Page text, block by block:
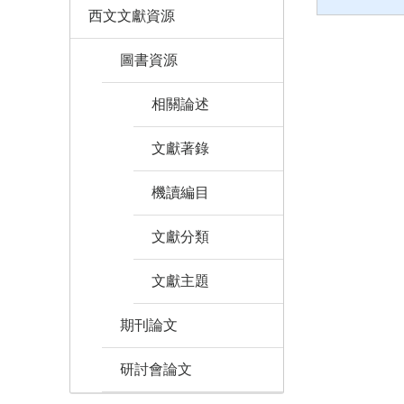
西文文獻資源
圖書資源
相關論述
文獻著錄
機讀編目
文獻分類
文獻主題
期刊論文
研討會論文